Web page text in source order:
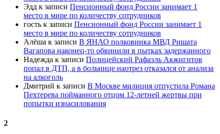
Эдд к записи Пенсионный фонд России занимает 1
место в мире по количеству сотрудников
гость к записи Пенсионный фонд России занимает 1
место в мире по количеству сотрудников
Алёша к записи В ЯНАО полковника МВД Ришата
Вагапова наконец-то обвинили в пытках задержанного
Надежда к записи Полицейский Рафаэль Акжигитов
попал в ДТП, а в больнице наотрез отказался от анализа
на алкоголь
Дмитрий к записи В Москве милиция отпустила Романа
Пехтерева пойманного отцом 12-летней жертвы при
попытки изнасилования
2